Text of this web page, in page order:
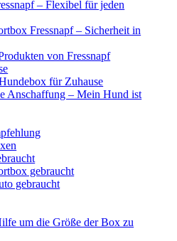
– Flexibel für jeden
Fressnapf – Sicherheit in
von Fressnapf
für Zuhause
Anschaffung – Mein Hund ist
gebraucht
gebraucht
um die Größe der Box zu